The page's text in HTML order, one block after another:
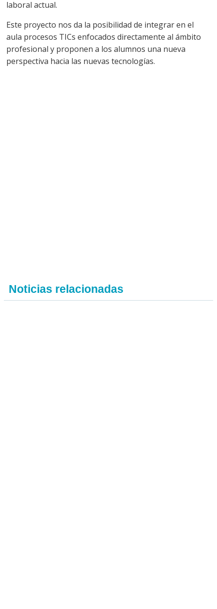
laboral actual.
Este proyecto nos da la posibilidad de integrar en el
aula procesos TICs enfocados directamente al ámbito
profesional y proponen a los alumnos una nueva
perspectiva hacia las nuevas tecnologías.
Noticias relacionadas